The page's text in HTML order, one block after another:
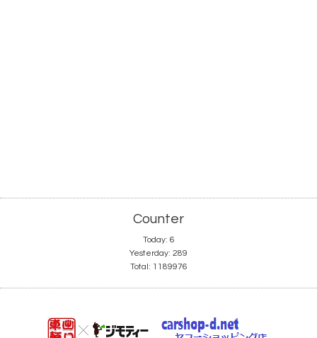
Counter
Today: 6
Yesterday: 289
Total: 1189976